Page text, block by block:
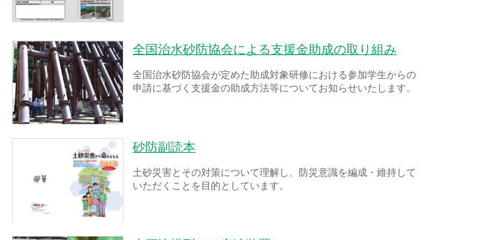
全国治水砂防協会による支援金助成の取り組み
全国治水砂防協会が定めた助成対象研修における参加学生からの
申請に基づく支援金の助成方法等についてお知らせいたします。
砂防副読本
土砂災害とその対策について理解し、防災意識を編成・維持して
いただくことを目的としています。